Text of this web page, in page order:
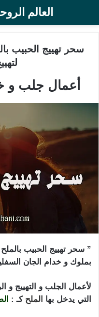
العالم
سحر تهييج الحبيب
أعمال جلب
” سحر تهييج الحبيب
بملوك و خدام الجان
لأعمال الجلب و التهييج و
التي يدخل بها الملح كـ :